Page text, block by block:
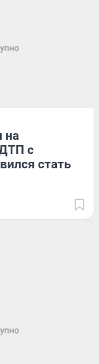
на
с
стать